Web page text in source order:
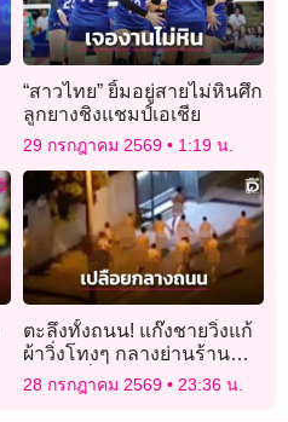
“สาวไทย” ยิ้มอยู่สายไม่หินศึก
ลูกยางชิงแชมป์เอเชีย
29 กรกฎาคม 2569 1:19 น.
ตะลึงทั้งถนน! แก๊งชายวิ่งแก้
ผ้าวิ่งโทงๆ กลางย่านร้าน
อาหารชื่อดังในออสเตรเลีย
28 กรกฎาคม 2569 23:36 น.